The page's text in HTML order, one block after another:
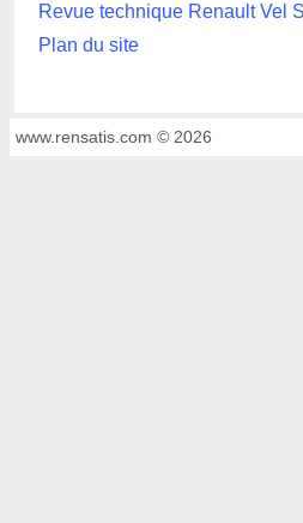
Revue technique Renault Vel
Plan du site
www.rensatis.com © 2026